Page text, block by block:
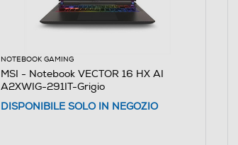
NOTEBOOK GAMING
MSI - Notebook VECTOR 16 HX AI
A2XWIG-291IT-Grigio
DISPONIBILE SOLO IN NEGOZIO